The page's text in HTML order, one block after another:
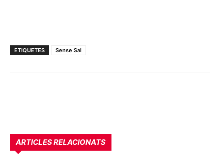
ETIQUETES Sense Sal
ARTICLES RELACIONATS